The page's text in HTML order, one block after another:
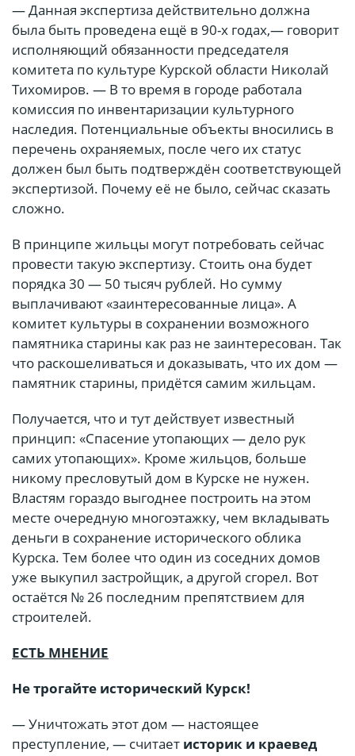
— Данная экспертиза действительно должна
была быть проведена ещё в 90-х годах,— говорит
исполняющий обязанности председателя
комитета по культуре Курской области Николай
Тихомиров. — В то время в городе работала
комиссия по инвентаризации культурного
наследия. Потенциальные объекты вносились в
перечень охраняемых, после чего их статус
должен был быть подтверждён соответствующей
экспертизой. Почему её не было, сейчас сказать
сложно.
В принципе жильцы могут потребовать сейчас
провести такую экспертизу. Стоить она будет
порядка 30 — 50 тысяч рублей. Но сумму
выплачивают «заинтересованные лица». А
комитет культуры в сохранении возможного
памятника старины как раз не заинтересован. Так
что раскошеливаться и доказывать, что их дом —
памятник старины, придётся самим жильцам.
Получается, что и тут действует известный
принцип: «Спасение утопающих — дело рук
самих утопающих». Кроме жильцов, больше
никому пресловутый дом в Курске не нужен.
Властям гораздо выгоднее построить на этом
месте очередную многоэтажку, чем вкладывать
деньги в сохранение исторического облика
Курска. Тем более что один из соседних домов
уже выкупил застройщик, а другой сгорел. Вот
остаётся № 26 последним препятствием для
строителей.
ЕСТЬ МНЕНИЕ
Не трогайте исторический Курск!
— Уничтожать этот дом — настоящее
преступление, — считает историк и краевед